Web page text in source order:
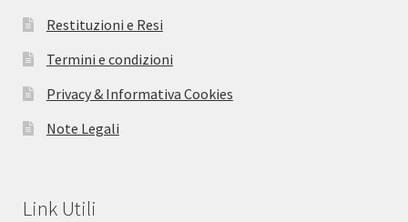
Restituzioni e Resi
Termini e condizioni
Privacy & Informativa Cookies
Note Legali
Link Utili